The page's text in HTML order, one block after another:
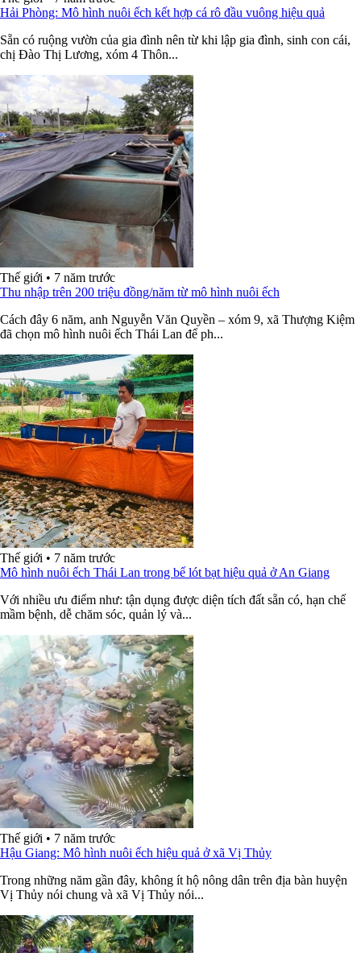
Hải Phòng: Mô hình nuôi ếch kết hợp cá rô đầu vuông hiệu quả
Sẵn có ruộng vườn của gia đình nên từ khi lập gia đình, sinh con cái,
chị Đào Thị Lương, xóm 4 Thôn...
Thế giới • 7 năm trước
Thu nhập trên 200 triệu đồng/năm từ mô hình nuôi ếch
Cách đây 6 năm, anh Nguyễn Văn Quyền – xóm 9, xã Thượng Kiệm
đã chọn mô hình nuôi ếch Thái Lan để ph...
Thế giới • 7 năm trước
Mô hình nuôi ếch Thái Lan trong bể lót bạt hiệu quả ở An Giang
Với nhiều ưu điểm như: tận dụng được diện tích đất sẵn có, hạn chế
mầm bệnh, dễ chăm sóc, quản lý và...
Thế giới • 7 năm trước
Hậu Giang: Mô hình nuôi ếch hiệu quả ở xã Vị Thủy
Trong những năm gần đây, không ít hộ nông dân trên địa bàn huyện
Vị Thủy nói chung và xã Vị Thủy nói...